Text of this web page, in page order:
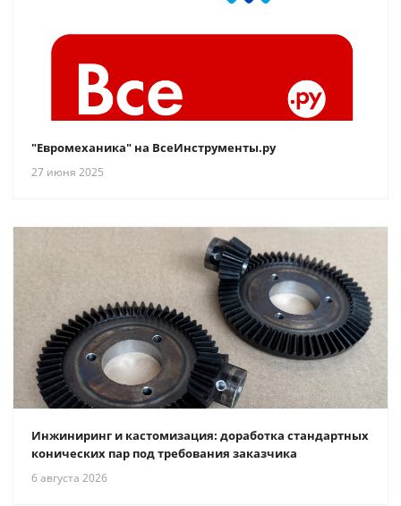
"Евромеханика" на ВсеИнструменты.ру
27 июня 2025
Инжиниринг и кастомизация: доработка стандартных
конических пар под требования заказчика
6 августа 2026